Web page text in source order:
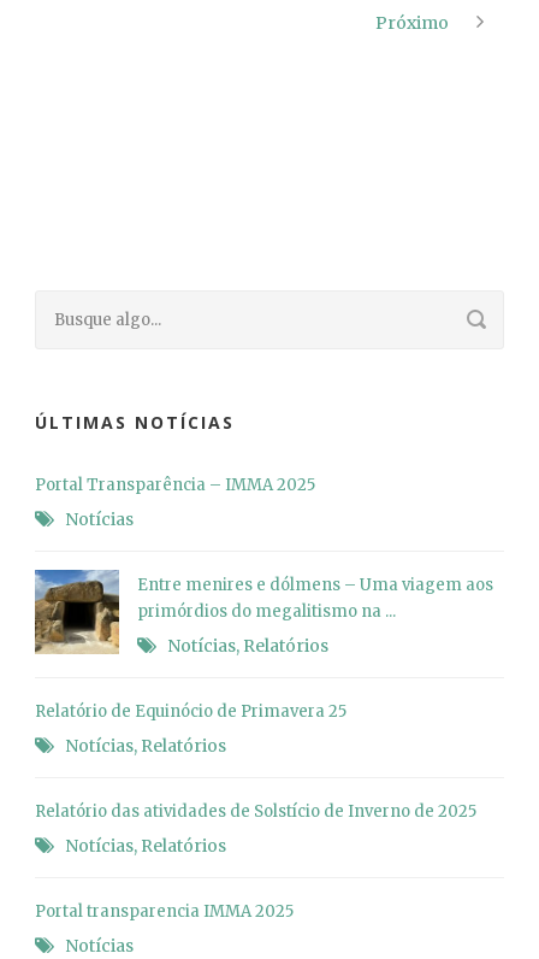
Próximo
ÚLTIMAS NOTÍCIAS
Portal Transparência – IMMA 2025
Notícias
Entre menires e dólmens – Uma viagem aos
primórdios do megalitismo na ...
Notícias, Relatórios
Relatório de Equinócio de Primavera 25
Notícias, Relatórios
Relatório das atividades de Solstício de Inverno de 2025
Notícias, Relatórios
Portal transparencia IMMA 2025
Notícias